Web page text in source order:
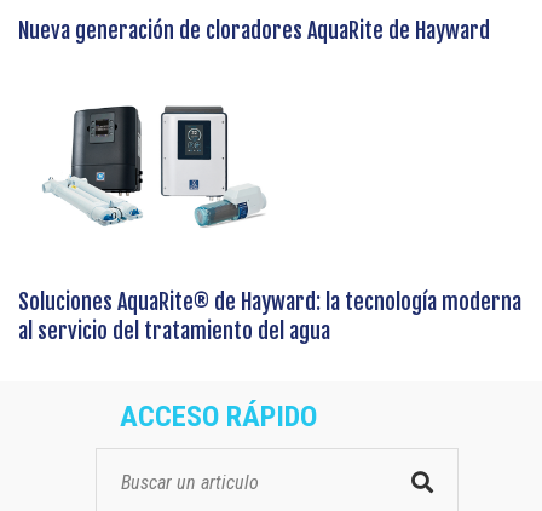
Nueva generación de cloradores AquaRite de Hayward
Soluciones AquaRite® de Hayward: la tecnología moderna
al servicio del tratamiento del agua
ACCESO RÁPIDO